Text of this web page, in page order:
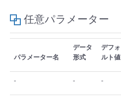
すべてのメニューを見る
サポート
すべてのメニューを見る
- ユーザー機能の管理
- 登録情報の管理
- APIリファレンス
- マルチクラウド利用
- リモートワーク
- ITインフラストラクチャー
定期メンテナンス
協業パートナー
脱炭素化
任意パラメーター
パラメーター名
データ
形式
デフォ
ルト値
- - -